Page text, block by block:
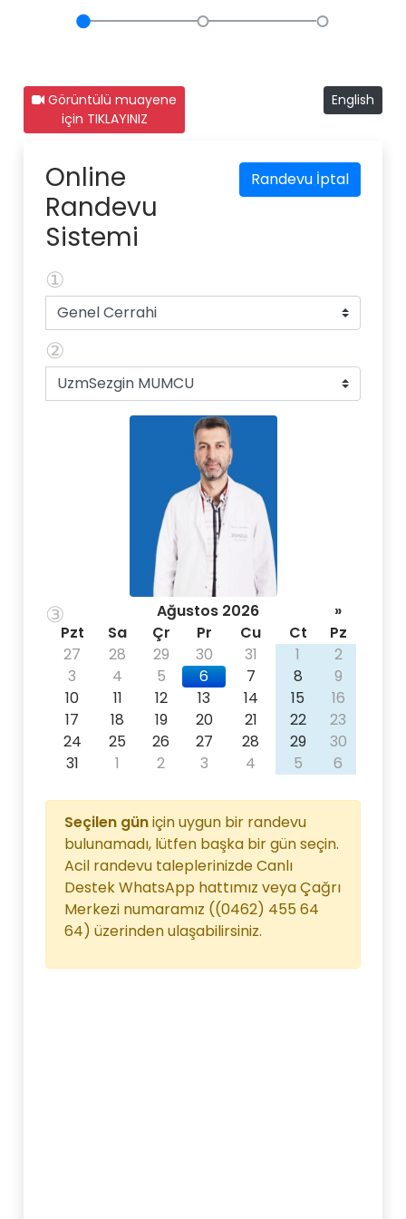
Görüntülü muayene
için TIKLAYINIZ
English
Randevu İptal
Online
Randevu
Sistemi
①
②
③ Ağustos 2026
»
Pzt
Sa Çr Pr Cu Ct
Pz
27
28 29 30 31 1
2
3
4 5 6 7 8
9
10
11 12 13 14 15
16
17
18 19 20 21 22
23
24
25 26 27 28 29
30
31
1 2 3 4 5 6
Seçilen güniçin uygun bir randevu
bulunamadı, lütfen başka bir gün seçin.
Acil randevu taleplerinizde Canlı
Destek WhatsApp hattımız veya Çağrı
Merkezi numaramız ((0462) 455 64
64) üzerinden ulaşabilirsiniz.